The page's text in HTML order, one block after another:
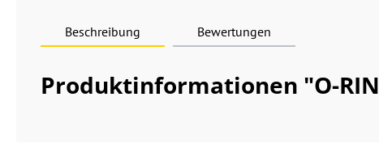
Beschreibung Bewertungen
Produktinformationen "O-